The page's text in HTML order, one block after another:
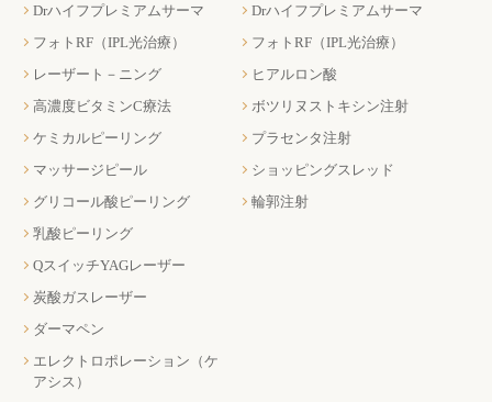
Drハイフプレミアムサーマ
フォトRF（IPL光治療）
レーザート－ニング
高濃度ビタミンC療法
ケミカルピーリング
マッサージピール
グリコール酸ピーリング
乳酸ピーリング
QスイッチYAGレーザー
炭酸ガスレーザー
ダーマペン
エレクトロポレーション（ケ
アシス）
Drハイフプレミアムサーマ
フォトRF（IPL光治療）
ヒアルロン酸
ボツリヌストキシン注射
プラセンタ注射
ショッピングスレッド
輪郭注射